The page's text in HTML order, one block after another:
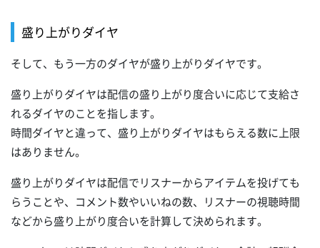
盛り上がりダイヤ
そして、もう一方のダイヤが盛り上がりダイヤです。
盛り上がりダイヤは配信の盛り上がり度合いに応じて支給さ
れるダイヤのことを指します。
時間ダイヤと違って、盛り上がりダイヤはもらえる数に上限
はありません。
盛り上がりダイヤは配信でリスナーからアイテムを投げても
らうことや、コメント数やいいねの数、リスナーの視聴時間
などから盛り上がり度合いを計算して決められます。